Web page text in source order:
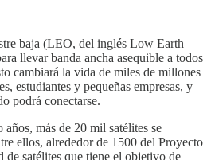
baja (LEO, del inglés Low Earth
llevar banda ancha asequible a todos
cambiará la vida de miles de millones
estudiantes y pequeñas empresas, y
podrá conectarse.
más de 20 mil satélites se
ellos, alrededor de 1500 del Proyecto
satélites que tiene el objetivo de